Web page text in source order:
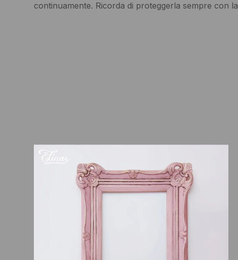
continuamente. Ricorda di proteggerla sempre con la